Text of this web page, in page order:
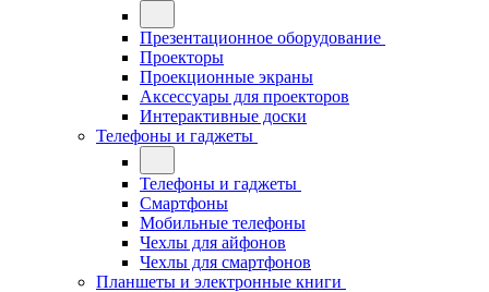
Презентационное оборудование
Проекторы
Проекционные экраны
Аксессуары для проекторов
Интерактивные доски
Телефоны и гаджеты
Телефоны и гаджеты
Смартфоны
Мобильные телефоны
Чехлы для айфонов
Чехлы для смартфонов
Планшеты и электронные книги